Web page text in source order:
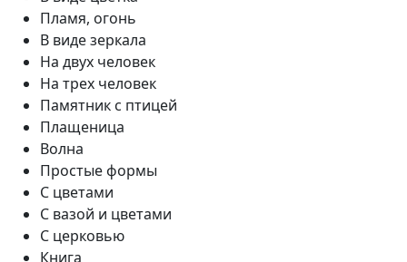
Пламя, огонь
В виде зеркала
На двух человек
На трех человек
Памятник с птицей
Плащеница
Волна
Простые формы
С цветами
С вазой и цветами
С церковью
Книга